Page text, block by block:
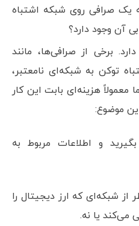
یک صرافی روی شبکه اشتباه
آن وجود دارد؟
برخی از صرافی‌ها، مانند
توکن به شبکه‌ای نامعتبر،
معمولاً هزینه‌ای بابت این کار
موضوع:
و اطلاعات مربوط به
از شبکه‌ای که ارز دیجیتال را
می‌کند یا نه.